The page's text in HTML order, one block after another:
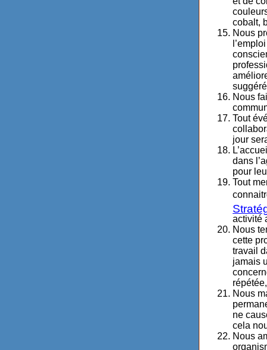
cobalt,
Nous
Nous
Tout
jour
dans
pour
Tout
activité
Nous
cette
travail
jamais
Nous
ne
cela
Nous